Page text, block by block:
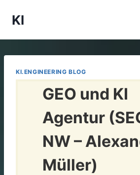
Inhalt
KI
KI.ENGINEERING BLOG
GEO und KI
Agentur
NW –
Müller)